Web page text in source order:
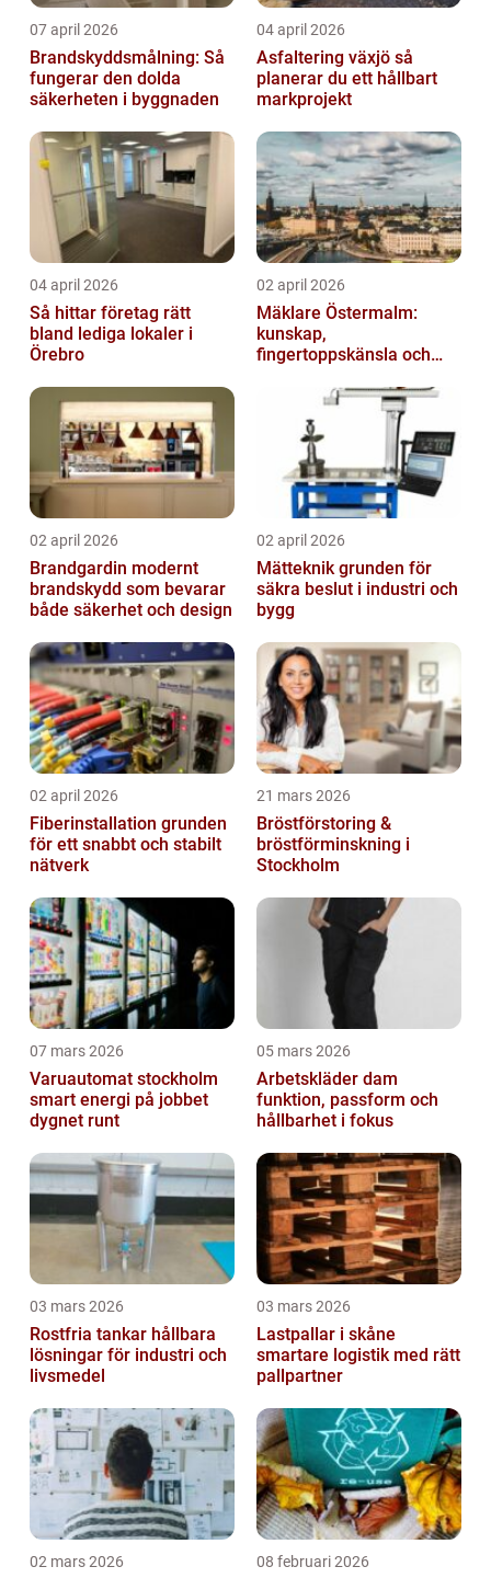
07 april 2026
Brandskyddsmålning: Så
fungerar den dolda
säkerheten i byggnaden
04 april 2026
Asfaltering växjö så
planerar du ett hållbart
markprojekt
04 april 2026
Så hittar företag rätt
bland lediga lokaler i
Örebro
02 april 2026
Mäklare Östermalm:
kunskap,
fingertoppskänsla och
02 april 2026
Brandgardin modernt
brandskydd som bevarar
både säkerhet och design
02 april 2026
Mätteknik grunden för
säkra beslut i industri och
bygg
02 april 2026
Fiberinstallation grunden
för ett snabbt och stabilt
nätverk
21 mars 2026
Bröstförstoring &
bröstförminskning i
Stockholm
07 mars 2026
Varuautomat stockholm
smart energi på jobbet
dygnet runt
05 mars 2026
Arbetskläder dam
funktion, passform och
hållbarhet i fokus
03 mars 2026
Rostfria tankar hållbara
lösningar för industri och
livsmedel
03 mars 2026
Lastpallar i skåne
smartare logistik med rätt
pallpartner
02 mars 2026 08 februari 2026